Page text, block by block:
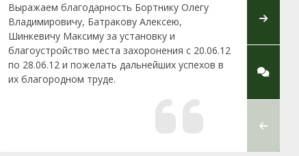
Выражаем благодарность Бортнику Олегу
Владимировичу, Батракову Алексею,
Шинкевичу Максиму за установку и
благоустройство места захоронения с 20.06.12
по 28.06.12 и пожелать дальнейших успехов в
их благородном труде.
фирмы,